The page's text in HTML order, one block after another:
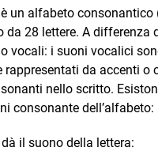
è un alfabeto consonantico
da 28 lettere. A differenza
vocali: i suoni vocalici
da accenti o
nello scritto.
consonante dell’alfabeto:
il suono della lettera: